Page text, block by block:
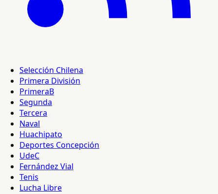
Selección Chilena
Primera División
PrimeraB
Segunda
Tercera
Naval
Huachipato
Deportes Concepción
UdeC
Fernández Vial
Tenis
Lucha Libre